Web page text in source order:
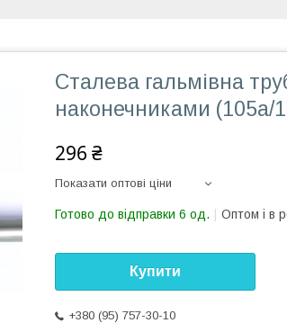
Сталева гальмівна
наконечниками (105а/
296 ₴
Показати оптові ціни
Готово до відправки 6 од. Оптом і в
Купити
+380 (95) 757-30-10